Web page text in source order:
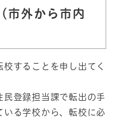
市外から市内
することを申し出てく
民登録担当課で転出の手
いる学校から、転校に必